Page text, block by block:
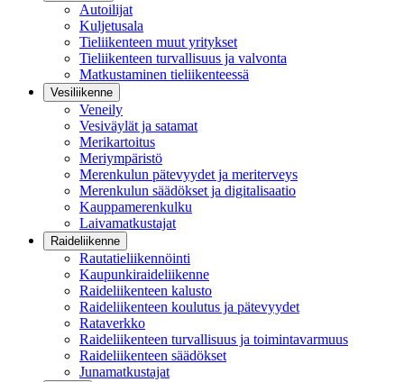
Autoilijat
Kuljetusala
Tieliikenteen muut yritykset
Tieliikenteen turvallisuus ja valvonta
Matkustaminen tieliikenteessä
Vesiliikenne
Veneily
Vesiväylät ja satamat
Merikartoitus
Meriympäristö
Merenkulun pätevyydet ja meriterveys
Merenkulun säädökset ja digitalisaatio
Kauppamerenkulku
Laivamatkustajat
Raideliikenne
Rautatieliikennöinti
Kaupunkiraideliikenne
Raideliikenteen kalusto
Raideliikenteen koulutus ja pätevyydet
Rataverkko
Raideliikenteen turvallisuus ja toimintavarmuus
Raideliikenteen säädökset
Junamatkustajat